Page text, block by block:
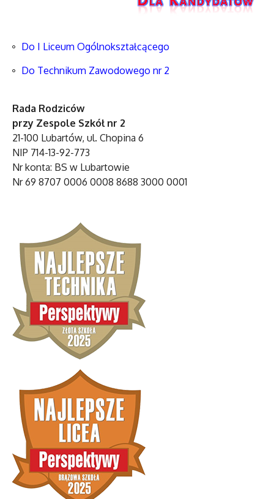
Do I Liceum Ogólnokształcącego
Do Technikum Zawodowego nr 2
Rada Rodziców
przy Zespole Szkół nr 2
21-100 Lubartów, ul. Chopina 6
NIP 714-13-92-773
Nr konta: BS w Lubartowie
Nr 69 8707 0006 0008 8688 3000 0001